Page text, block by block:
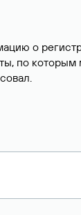
о
по которым